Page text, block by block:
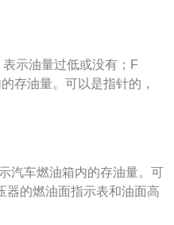
热和润滑，油量过少将不
议加满。因为汽油受热膨
。如果加的过满没有一点
存满了又逸到空气中，不
油滤芯、甚至停放一夜
示油量过低或没有；F
存油量。可以是指针的，
表和油面高度传感器组
1、油表上一正一负两根
；2、油浮上的电阻也是
可以，串联之后的那根负级
分别试试，看油表的指针
汽车燃油箱内的存油量。可
器的燃油面指示表和油面高
内的燃油量少于某一规定